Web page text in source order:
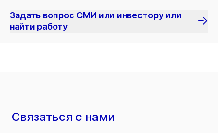
Задать вопрос СМИ или инвестору или
найти работу
Связаться с нами